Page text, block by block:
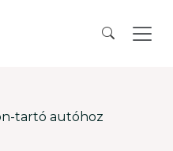
tartó autóhoz